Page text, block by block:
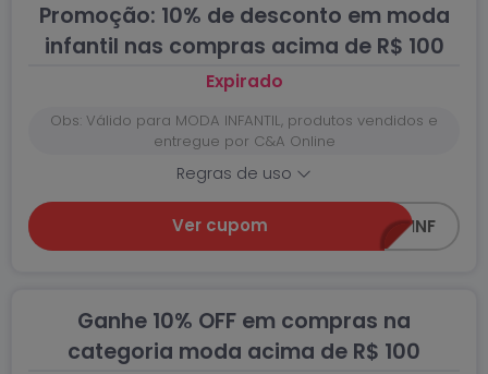
Promoção: 10% de desconto em moda
infantil nas compras acima de R$ 100
Expirado
Obs: Válido para MODA INFANTIL, produtos vendidos e
entregue por C&A Online
Regras de uso
Ver cupom Z0618-INF
Ganhe 10% OFF em compras na
categoria moda acima de R$ 100